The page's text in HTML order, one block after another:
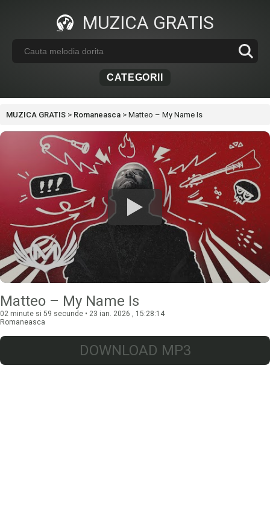
MUZICA GRATIS
CATEGORII
MUZICA GRATIS > Romaneasca > Matteo – My Name Is
Matteo – My Name Is
02 minute si 59 secunde • 23 ian. 2026 , 15:28:14
Romaneasca
DOWNLOAD MP3